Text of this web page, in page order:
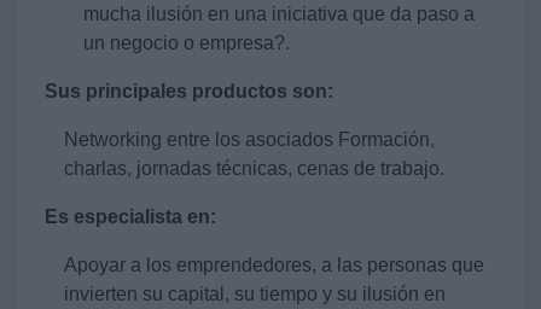
mucha ilusión en una iniciativa que da paso a
un negocio o empresa?.
Sus principales productos son:
Networking entre los asociados Formación,
charlas, jornadas técnicas, cenas de trabajo.
Es especialista en:
Apoyar a los emprendedores, a las personas que
invierten su capital, su tiempo y su ilusión en